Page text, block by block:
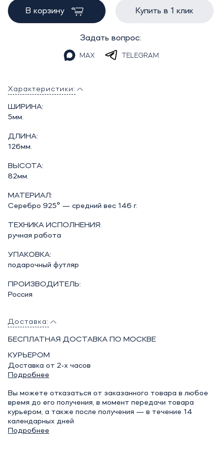
В корзину Купить в 1 клик
Задать вопрос:
MAX TELEGRAM
Характеристики:
ШИРИНА:
5мм.
ДЛИНА:
126мм.
ВЫСОТА:
82мм.
МАТЕРИАЛ:
Серебро 925° — средний вес 146 г.
ТЕХНИКА ИСПОЛНЕНИЯ:
ручная работа
УПАКОВКА:
подарочный футляр
ПРОИЗВОДИТЕЛЬ:
Россия
Доставка:
БЕСПЛАТНАЯ ДОСТАВКА ПО МОСКВЕ
КУРЬЕРОМ
Доставка от 2-х часов
Подробнее
Вы можете отказаться от заказанного товара в любое
время до его получения, в момент передачи товара
курьером, а также после получения — в течение 14
календарных дней
Подробнее